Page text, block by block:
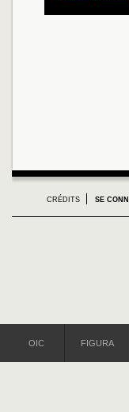
CRÉDITS SE
OIC FIGURA